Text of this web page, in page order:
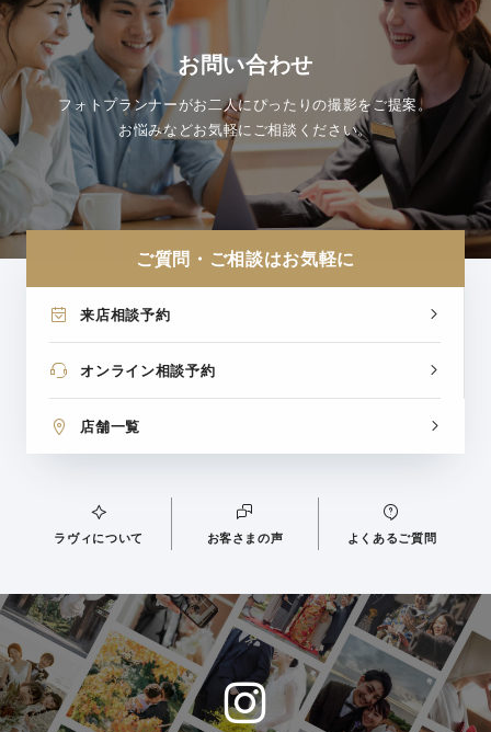
お問い合わせ
フォトプランナーがお二人にぴったりの撮影をご提案。
お悩みなどお気軽にご相談ください。
ご質問・ご相談はお気軽に
来店相談予約
オンライン相談予約
店舗一覧
ラヴィについて お客さまの声 よくあるご質問